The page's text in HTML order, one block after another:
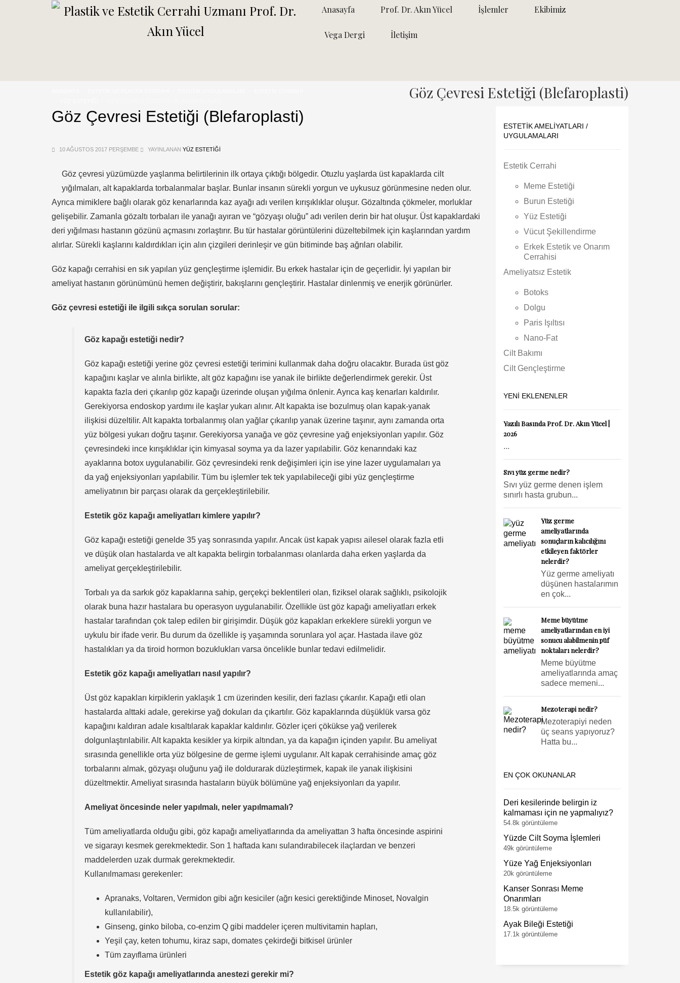
Anasayfa Prof. Dr. Akın Yücel İşlemler Ekibimiz
Vega Dergi İletişim
Göz Çevresi Estetiği (Blefaroplasti)
Göz Çevresi Estetiği (Blefaroplasti)
10 AĞUSTOS 2017 PERŞEMBE YAYINLANAN YÜZ ESTETIĞI
Göz çevresi yüzümüzde yaşlanma belirtilerinin ilk ortaya çıktığı bölgedir. Otuzlu yaşlarda üst kapaklarda cilt
yığılmaları, alt kapaklarda torbalanmalar başlar. Bunlar insanın sürekli yorgun ve uykusuz görünmesine neden olur.
Ayrıca mimiklere bağlı olarak göz kenarlarında kaz ayağı adı verilen kırışıklıklar oluşur. Gözaltında çökmeler, morluklar
gelişebilir. Zamanla gözaltı torbaları ile yanağı ayıran ve “gözyaşı oluğu” adı verilen derin bir hat oluşur. Üst kapaklardaki
deri yığılması hastanın gözünü açmasını zorlaştırır. Bu tür hastalar görüntülerini düzeltebilmek için kaşlarından yardım
alırlar. Sürekli kaşlarını kaldırdıkları için alın çizgileri derinleşir ve gün bitiminde baş ağrıları olabilir.
Göz kapağı cerrahisi en sık yapılan yüz gençleştirme işlemidir. Bu erkek hastalar için de geçerlidir. İyi yapılan bir
ameliyat hastanın görünümünü hemen değiştirir, bakışlarını gençleştirir. Hastalar dinlenmiş ve enerjik görünürler.
Göz çevresi estetiği ile ilgili sıkça sorulan sorular:
Göz kapağı estetiği nedir?
Göz kapağı estetiği yerine göz çevresi estetiği terimini kullanmak daha doğru olacaktır. Burada üst göz
kapağını kaşlar ve alınla birlikte, alt göz kapağını ise yanak ile birlikte değerlendirmek gerekir. Üst
kapakta fazla deri çıkarılıp göz kapağı üzerinde oluşan yığılma önlenir. Ayrıca kaş kenarları kaldırılır.
Gerekiyorsa endoskop yardımı ile kaşlar yukarı alınır. Alt kapakta ise bozulmuş olan kapak-yanak
ilişkisi düzeltilir. Alt kapakta torbalanmış olan yağlar çıkarılıp yanak üzerine taşınır, aynı zamanda orta
yüz bölgesi yukarı doğru taşınır. Gerekiyorsa yanağa ve göz çevresine yağ enjeksiyonları yapılır. Göz
çevresindeki ince kırışıklıklar için kimyasal soyma ya da lazer yapılabilir. Göz kenarındaki kaz
ayaklarına botox uygulanabilir. Göz çevresindeki renk değişimleri için ise yine lazer uygulamaları ya
da yağ enjeksiyonları yapılabilir. Tüm bu işlemler tek tek yapılabileceği gibi yüz gençleştirme
ameliyatının bir parçası olarak da gerçekleştirilebilir.
Estetik göz kapağı ameliyatları kimlere yapılır?
Göz kapağı estetiği genelde 35 yaş sonrasında yapılır. Ancak üst kapak yapısı ailesel olarak fazla etli
ve düşük olan hastalarda ve alt kapakta belirgin torbalanması olanlarda daha erken yaşlarda da
ameliyat gerçekleştirilebilir.
Torbalı ya da sarkık göz kapaklarına sahip, gerçekçi beklentileri olan, fiziksel olarak sağlıklı, psikolojik
olarak buna hazır hastalara bu operasyon uygulanabilir. Özellikle üst göz kapağı ameliyatları erkek
hastalar tarafından çok talep edilen bir girişimdir. Düşük göz kapakları erkeklere sürekli yorgun ve
uykulu bir ifade verir. Bu durum da özellikle iş yaşamında sorunlara yol açar. Hastada ilave göz
hastalıkları ya da tiroid hormon bozuklukları varsa öncelikle bunlar tedavi edilmelidir.
Estetik göz kapağı ameliyatları nasıl yapılır?
Üst göz kapakları kirpiklerin yaklaşık 1 cm üzerinden kesilir, deri fazlası çıkarılır. Kapağı etli olan
hastalarda alttaki adale, gerekirse yağ dokuları da çıkartılır. Göz kapaklarında düşüklük varsa göz
kapağını kaldıran adale kısaltılarak kapaklar kaldırılır. Gözler içeri çökükse yağ verilerek
dolgunlaştırılabilir. Alt kapakta kesikler ya kirpik altından, ya da kapağın içinden yapılır. Bu ameliyat
sırasında genellikle orta yüz bölgesine de germe işlemi uygulanır. Alt kapak cerrahisinde amaç göz
torbalarını almak, gözyaşı oluğunu yağ ile doldurarak düzleştirmek, kapak ile yanak ilişkisini
düzeltmektir. Ameliyat sırasında hastaların büyük bölümüne yağ enjeksiyonları da yapılır.
Ameliyat öncesinde neler yapılmalı, neler yapılmamalı?
Tüm ameliyatlarda olduğu gibi, göz kapağı ameliyatlarında da ameliyattan 3 hafta öncesinde aspirini
ve sigarayı kesmek gerekmektedir. Son 1 haftada kanı sulandırabilecek ilaçlardan ve benzeri
maddelerden uzak durmak gerekmektedir.
Kullanılmaması gerekenler:
Apranaks, Voltaren, Vermidon gibi ağrı kesiciler (ağrı kesici gerektiğinde Minoset, Novalgin
kullanılabilir),
Ginseng, ginko biloba, co-enzim Q gibi maddeler içeren multivitamin hapları,
Yeşil çay, keten tohumu, kiraz sapı, domates çekirdeği bitkisel ürünler
Tüm zayıflama ürünleri
Estetik göz kapağı ameliyatlarında anestezi gerekir mi?
ESTETIK AMELIYATLARI /
UYGULAMALARI
Estetik Cerrahi
Meme Estetiği
Burun Estetiği
Yüz Estetiği
Vücut Şekillendirme
Erkek Estetik ve Onarım
Cerrahisi
Ameliyatsız Estetik
Botoks
Dolgu
Paris Işıltısı
Nano-Fat
Cilt Bakımı
Cilt Gençleştirme
YENI EKLENENLER
Yazılı Basında Prof. Dr. Akın Yücel |
2026
...
Sıvı yüz germe nedir?
Sıvı yüz germe denen işlem
sınırlı hasta grubun...
Yüz germe
ameliyatlarında
sonuçların kalıcılığını
etkileyen faktörler
nelerdir?
Yüz germe ameliyatı
düşünen hastalarımın
en çok...
Meme büyütme
ameliyatlarından en iyi
sonucu alabilmenin püf
noktaları nelerdir?
Meme büyütme
ameliyatlarında amaç
sadece memeni...
Mezoterapi nedir?
Mezoterapiyi neden
üç seans yapıyoruz?
Hatta bu...
EN ÇOK OKUNANLAR
Deri kesilerinde belirgin iz
kalmaması için ne yapmalıyız?
54.8k görüntüleme
Yüzde Cilt Soyma İşlemleri
49k görüntüleme
Yüze Yağ Enjeksiyonları
20k görüntüleme
Kanser Sonrası Meme
Onarımları
18.5k görüntüleme
Ayak Bileği Estetiği
17.1k görüntüleme